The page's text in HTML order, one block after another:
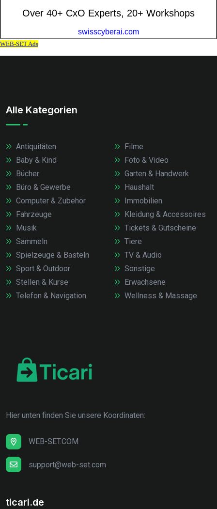
Alle Kategorien
Antiquitäten
Baby & Kind
Bücher
Büro & Gewerbe
Computer & Zubehör
Fahrzeuge
Filme
Foto & Video
Garten & Handwerk
Haushalt
Immobilien
Kleidung & Accessoires
Musik
Sammeln
Spielzeuge & Basteln
Sport & Outdoor
Stellen & Kurse
Telefon & Navigation
Tickets & Gutscheine
Tiere
TV & Audio
Sonstige
Erwachsene
Wellness & Massage
Hier unten finden Sie unsere Koordinaten:
WEB-SET.COM
support@web-set.com
ticari.de